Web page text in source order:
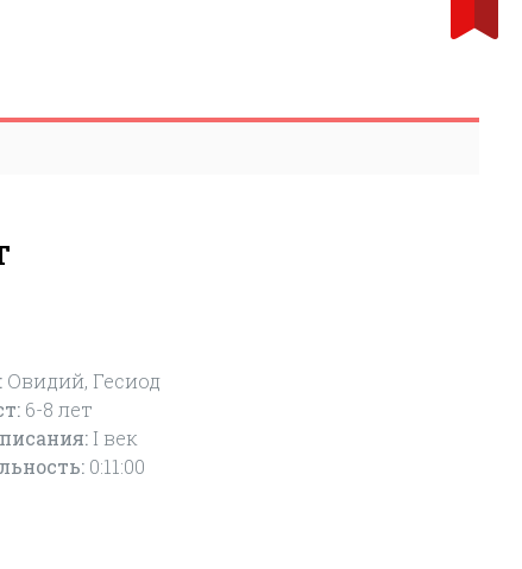
Овидий, Гесиод
6-8 лет
I век
0:11:00